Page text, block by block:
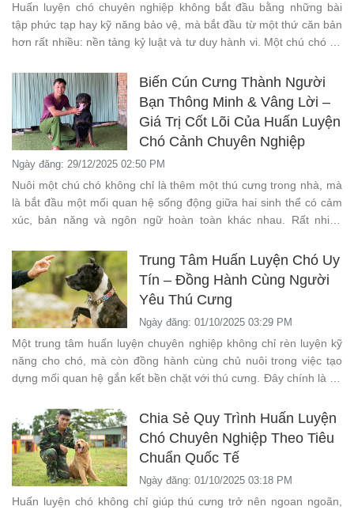
Huấn luyện chó chuyên nghiệp không bắt đầu bằng những bài
tập phức tạp hay kỹ năng bảo vệ, mà bắt đầu từ một thứ căn bản
hơn rất nhiều: nền tảng kỷ luật và tư duy hành vi. Một chú chó dù
cách, thì mọi kỹ năng nâng cao sau này đều trở nên thiếu ổn
định, thậm chí nguy hiểm.
Biến Cún Cưng Thành Người
Bạn Thông Minh & Vâng Lời –
Giá Trị Cốt Lõi Của Huấn Luyện
Chó Cảnh Chuyên Nghiệp
Ngày đăng: 29/12/2025 02:50 PM
Nuôi một chú chó không chỉ là thêm một thú cưng trong nhà, mà
là bắt đầu một mối quan hệ sống động giữa hai sinh thể có cảm
xúc, bản năng và ngôn ngữ hoàn toàn khác nhau. Rất nhiều
phụ kiện đắt tiền, nhưng lại bỏ quên yếu tố quan trọng nhất: huấn
luyện bài bản.
Trung Tâm Huấn Luyện Chó Uy
Tín – Đồng Hành Cùng Người
Yêu Thú Cưng
Ngày đăng: 01/10/2025 03:29 PM
Một trung tâm huấn luyện chuyên nghiệp không chỉ rèn luyện kỹ
năng cho chó, mà còn đồng hành cùng chủ nuôi trong việc tạo
dựng mối quan hệ gắn kết bền chặt với thú cưng. Đây chính là sự
dưỡng theo khoa học.
Chia Sẻ Quy Trình Huấn Luyện
Chó Chuyên Nghiệp Theo Tiêu
Chuẩn Quốc Tế
Ngày đăng: 01/10/2025 03:18 PM
Huấn luyện chó không chỉ giúp thú cưng trở nên ngoan ngoãn,